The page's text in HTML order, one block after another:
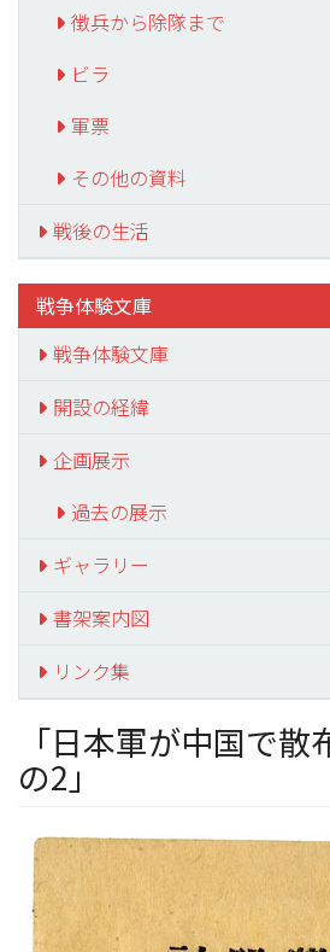
徴兵から除隊まで
ビラ
軍票
その他の資料
戦後の生活
戦争体験文庫
戦争体験文庫
開設の経緯
企画展示
過去の展示
ギャラリー
書架案内図
リンク集
「日本軍が中国で散
の2」